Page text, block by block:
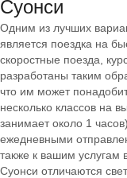
Суонси
Одним из лучших
является поездка на
скоростные поезда,
разработаны таким
что им может
несколько классов на
занимает около 1
ежедневными
также к вашим
Суонси отличаются